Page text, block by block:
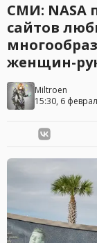
СМИ: NASA
сайтов
женщин-
Miltroen
15:30, 6